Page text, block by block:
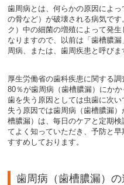
歯周病とは、何らかの原因によ
の骨など）が破壊される病気で
ク）中の細菌の増殖によって発
なりますので、以前は「歯槽膿
周病、または、歯周疾患と呼びま
厚生労働省の歯科疾患に関する
80％が歯周病（歯槽膿漏）にか
歯を失う原因としては虫歯に次
失う原因では歯周病（歯槽膿漏
槽膿漏）は、毎日のケアと定期
てよく知っていただき、予防と
すすめしております。
歯周病（歯槽膿漏）の